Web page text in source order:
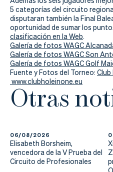
5 categorías del circuito
disputaran también la Final
oportunidad de sumar los
clasificación en la Web.
Galería de fotos WAGC
Galería de fotos WAGC Son
Galería de fotos WAGC Golf
Fuente y Fotos del Torneo: Club
www.clubholeinone.eu
Otras
06/08/2026
Elisabeth Borsheim,
vencedora de la V Prueba del
Circuito de Profesionales